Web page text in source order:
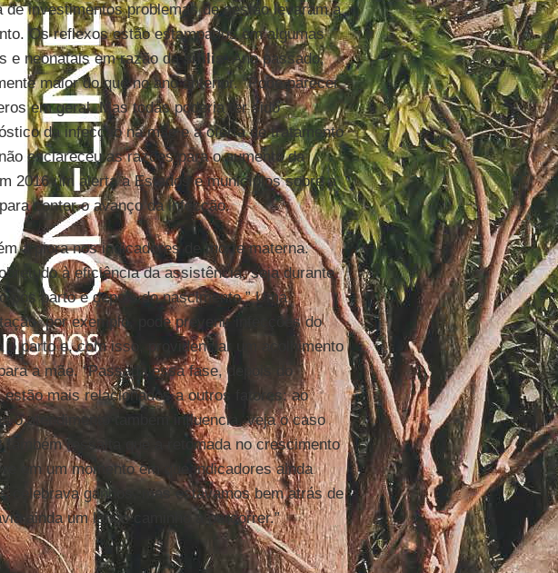
investimentos problemas de gestão levaram a
Os reflexos estão estampados em algumas
e neonatais em razão dasífilis. Ano passado,
maior do que no ano anterior. “Pode parecer
em geral. Mas todas poderia ter sido
da infecção na mãe e a oferta de tratamento
esclareceu as razões para o aumento da
2016 um alerta a Estados e municípios sobre a
conter o avanço da infecção.
a piora nos indicadores de morte materna.
à eficiência da assistência, seja durante
pós parto e depois do nascimento.” Uma
por exemplo, pode prevenir infecções do
parto e, com isso, providenciar um acolhimento
a mãe. “Passada essa fase, depois do
mais relacionados a outros fatores: ao
o atendimento também influencia, veja o caso
também ressalta que a retomada no crescimento
em um momento em que indicadores ainda
celebrava ganhos, mas estávamos bem atrás de
ainda um longo caminho a percorrer.”